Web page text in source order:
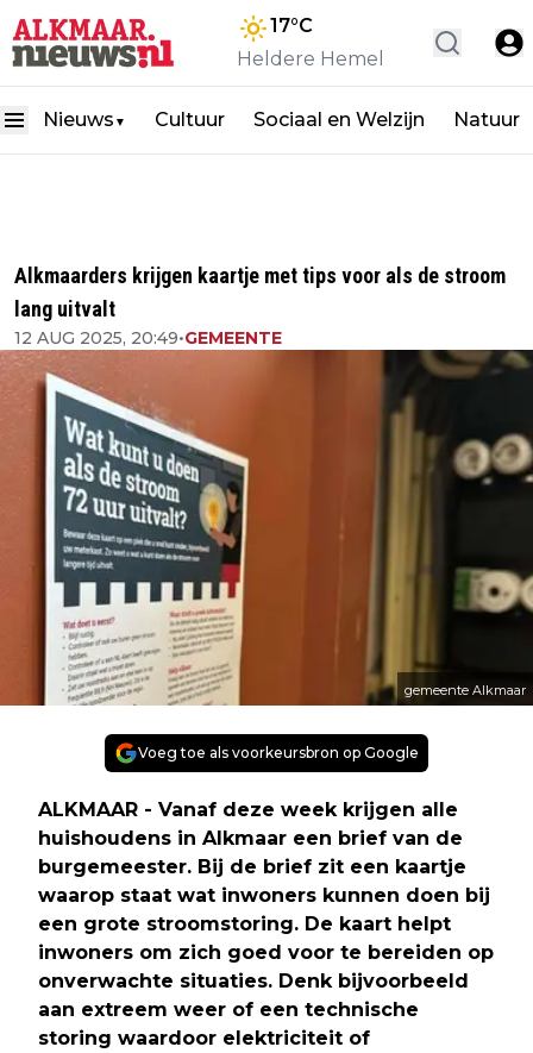
17°C
Heldere Hemel
Nieuws ▼ Cultuur Sociaal en Welzijn Natuur
Alkmaarders krijgen kaartje met tips voor als de stroom
lang uitvalt
12 AUG 2025, 20:49•GEMEENTE
gemeente Alkmaar
Voeg toe als voorkeursbron op Google
ALKMAAR - Vanaf deze week krijgen alle
huishoudens in Alkmaar een brief van de
burgemeester. Bij de brief zit een kaartje
waarop staat wat inwoners kunnen doen bij
een grote stroomstoring. De kaart helpt
inwoners om zich goed voor te bereiden op
onverwachte situaties. Denk bijvoorbeeld
aan extreem weer of een technische
storing waardoor elektriciteit of